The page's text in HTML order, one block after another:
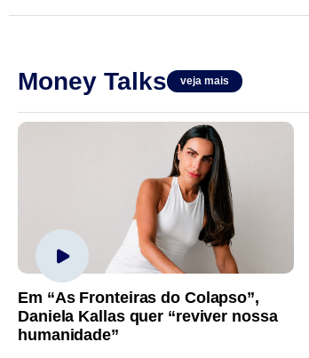
Money Talks veja mais
Em “As Fronteiras do Colapso”,
Daniela Kallas quer “reviver nossa
humanidade”